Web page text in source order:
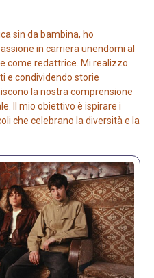
sin da bambina, ho
in carriera unendomi al
come redattrice. Mi realizzo
e condividendo storie
la nostra comprensione
Il mio obiettivo è ispirare i
che celebrano la diversità e la